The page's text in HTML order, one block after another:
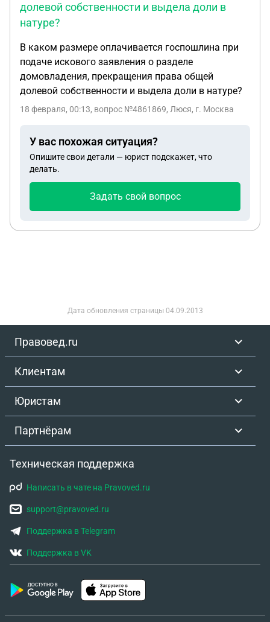
долевой собственности и выдела доли в
натуре?
В каком размере оплачивается госпошлина при
подаче искового заявления о разделе
домовладения, прекращения права общей
долевой собственности и выдела доли в натуре?
18 февраля, 00:13, вопрос №4861869, Люся, г. Москва
У вас похожая ситуация?
Опишите свои детали — юрист подскажет, что
делать.
Задать свой вопрос
Дата обновления страницы 04.09.2013
Правовед.ru
Клиентам
Юристам
Партнёрам
Техническая поддержка
Написать в чате на Pravoved.ru
support@pravoved.ru
Поддержка в Telegram
Поддержка в VK